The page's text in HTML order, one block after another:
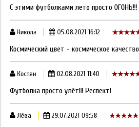
С этими футболками лето просто ОГОНЬ!!!
Никола 05.08.2021 16:12
Космический цвет - космическое
Костян 02.08.2021 11:40
Футболка просто улёт!!! Респект!
Лёва 29.07.2021 09:58